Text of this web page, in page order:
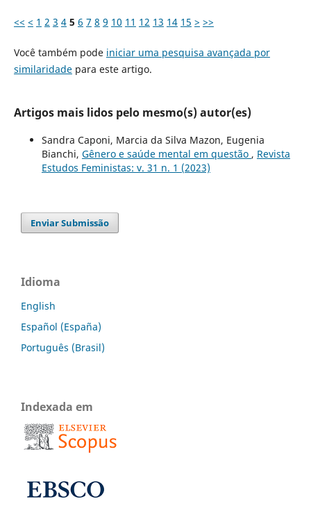
<< < 1 2 3 4 5 6 7 8 9 10 11 12 13 14 15 > >>
Você também pode iniciar uma pesquisa avançada por
similaridadepara este artigo.
Artigos mais lidos pelo mesmo(s) autor(es)
Sandra Caponi, Marcia da Silva Mazon, Eugenia
Bianchi, Gênero e saúde mental em questão , Revista
Estudos Feministas: v. 31 n. 1 (2023)
Enviar Submissão
Idioma
English
Español (España)
Português (Brasil)
Indexada em